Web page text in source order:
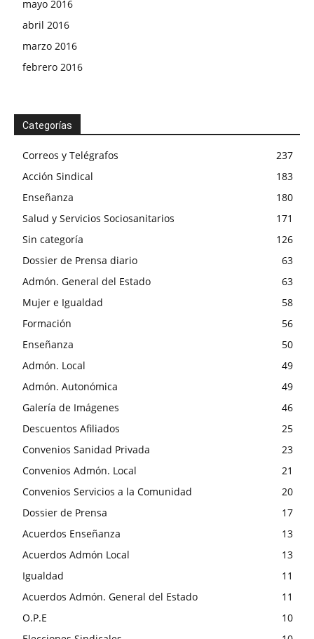
mayo 2016
abril 2016
marzo 2016
febrero 2016
Categorías
Correos y Telégrafos
237
Acción Sindical
183
Enseñanza
180
Salud y Servicios Sociosanitarios
171
Sin categoría
126
Dossier de Prensa diario
63
Admón. General del Estado
63
Mujer e Igualdad
58
Formación
56
Enseñanza
50
Admón. Local
49
Admón. Autonómica
49
Galería de Imágenes
46
Descuentos Afiliados
25
Convenios Sanidad Privada
23
Convenios Admón. Local
21
Convenios Servicios a la Comunidad
20
Dossier de Prensa
17
Acuerdos Enseñanza
13
Acuerdos Admón Local
13
Igualdad
11
Acuerdos Admón. General del Estado
11
O.P.E
10